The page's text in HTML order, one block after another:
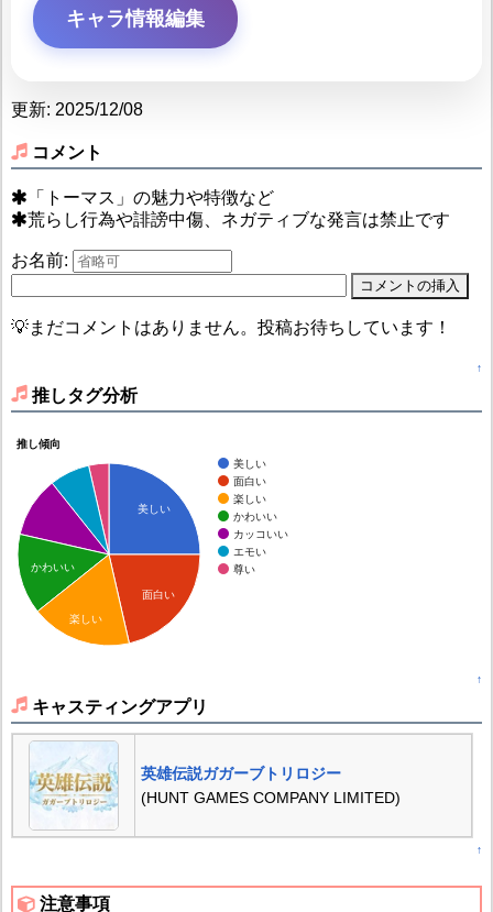
キャラ情報編集
更新: 2025/12/08
コメント
「トーマス」の魅力や特徴など
荒らし行為や誹謗中傷、ネガティブな発言は禁止です
お名前:
💡まだコメントはありません。投稿お待ちしています！
↑
推しタグ分析
推し傾向
美しい
面白い
楽しい
かわいい
カッコいい
エモい
尊い
美しい
面白い
かわいい
楽しい
↑
キャスティングアプリ
英雄伝説ガガーブトリロジー
(HUNT GAMES COMPANY LIMITED)
↑
注意事項